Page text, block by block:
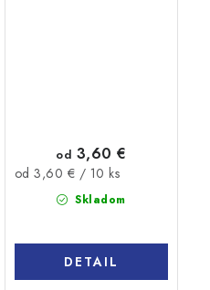
Skladom
od 3,60 €
Jednotková
od 3,60 € / 10 ks
DETAIL